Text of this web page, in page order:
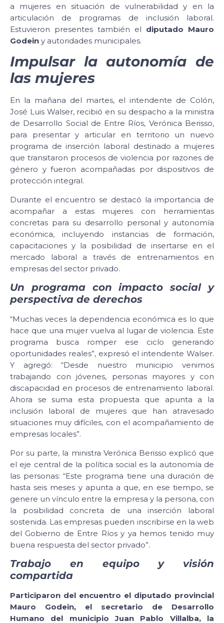
a mujeres en situación de vulnerabilidad y en la
articulación de programas de inclusión laboral.
Estuvieron presentes también el diputado Mauro
Godein y autoridades municipales.
Impulsar la autonomía de
las mujeres
En la mañana del martes, el intendente de Colón,
José Luis Walser, recibió en su despacho a la ministra
de Desarrollo Social de Entre Ríos, Verónica Berisso,
para presentar y articular en territorio un nuevo
programa de inserción laboral destinado a mujeres
que transitaron procesos de violencia por razones de
género y fueron acompañadas por dispositivos de
protección integral.
Durante el encuentro se destacó la importancia de
acompañar a estas mujeres con herramientas
concretas para su desarrollo personal y autonomía
económica, incluyendo instancias de formación,
capacitaciones y la posibilidad de insertarse en el
mercado laboral a través de entrenamientos en
empresas del sector privado.
Un programa con impacto social y
perspectiva de derechos
“Muchas veces la dependencia económica es lo que
hace que una mujer vuelva al lugar de violencia. Este
programa busca romper ese ciclo generando
oportunidades reales”, expresó el intendente Walser.
Y agregó: “Desde nuestro municipio venimos
trabajando con jóvenes, personas mayores y con
discapacidad en procesos de entrenamiento laboral.
Ahora se suma esta propuesta que apunta a la
inclusión laboral de mujeres que han atravesado
situaciones muy difíciles, con el acompañamiento de
empresas locales”.
Por su parte, la ministra Verónica Berisso explicó que
el eje central de la política social es la autonomía de
las personas: “Este programa tiene una duración de
hasta seis meses y apunta a que, en ese tiempo, se
genere un vínculo entre la empresa y la persona, con
la posibilidad concreta de una inserción laboral
sostenida. Las empresas pueden inscribirse en la web
del Gobierno de Entre Ríos y ya hemos tenido muy
buena respuesta del sector privado”.
Trabajo en equipo y visión
compartida
Participaron del encuentro el diputado provincial
Mauro Godein, el secretario de Desarrollo
Humano del municipio Juan Pablo Villalba, la